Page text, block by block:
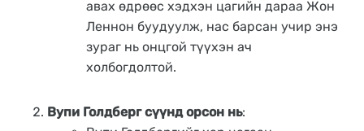
авах өдрөөс хэдхэн цагийн дараа Жон
Леннон буудуулж, нас барсан учир энэ
зураг нь онцгой түүхэн ач
холбогдолтой.
Вупи Голдберг сүүнд орсон нь: